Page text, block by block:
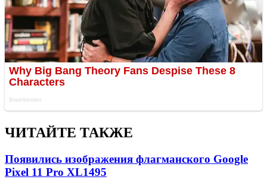
ЧИТАЙТЕ ТАКЖЕ
Появились изображения флагманского Google
Pixel 11 Pro XL1495